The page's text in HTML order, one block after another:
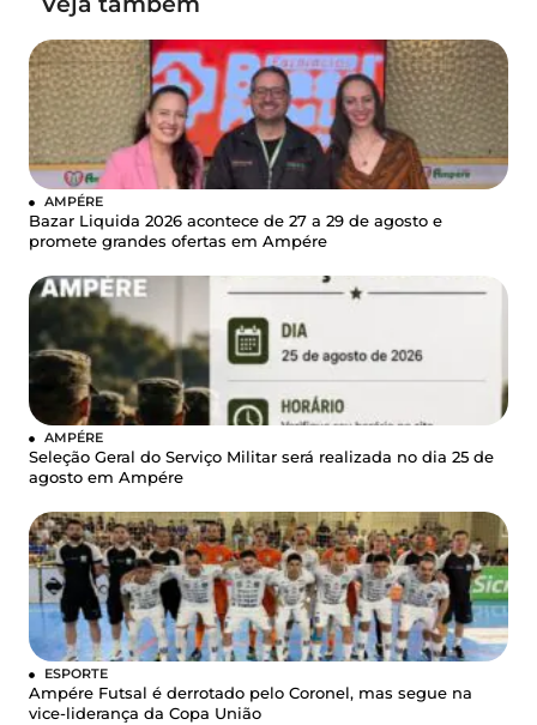
AMPÉRE
Bazar Liquida 2026 acontece de 27 a 29 de agosto e
promete grandes ofertas em Ampére
AMPÉRE
Seleção Geral do Serviço Militar será realizada no dia 25 de
agosto em Ampére
ESPORTE
Ampére Futsal é derrotado pelo Coronel, mas segue na
vice-liderança da Copa União